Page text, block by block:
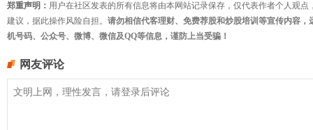
郑重声明： 用户在社区发表的所有信息将由本网站记录保存，仅代表作者个人观
建议，据此操作风险自担。 请勿相信代客理财、免费荐股和炒股培训等宣传内容
机号码、公众号、微博、微信及QQ等信息，谨防上当受骗！
网友评论